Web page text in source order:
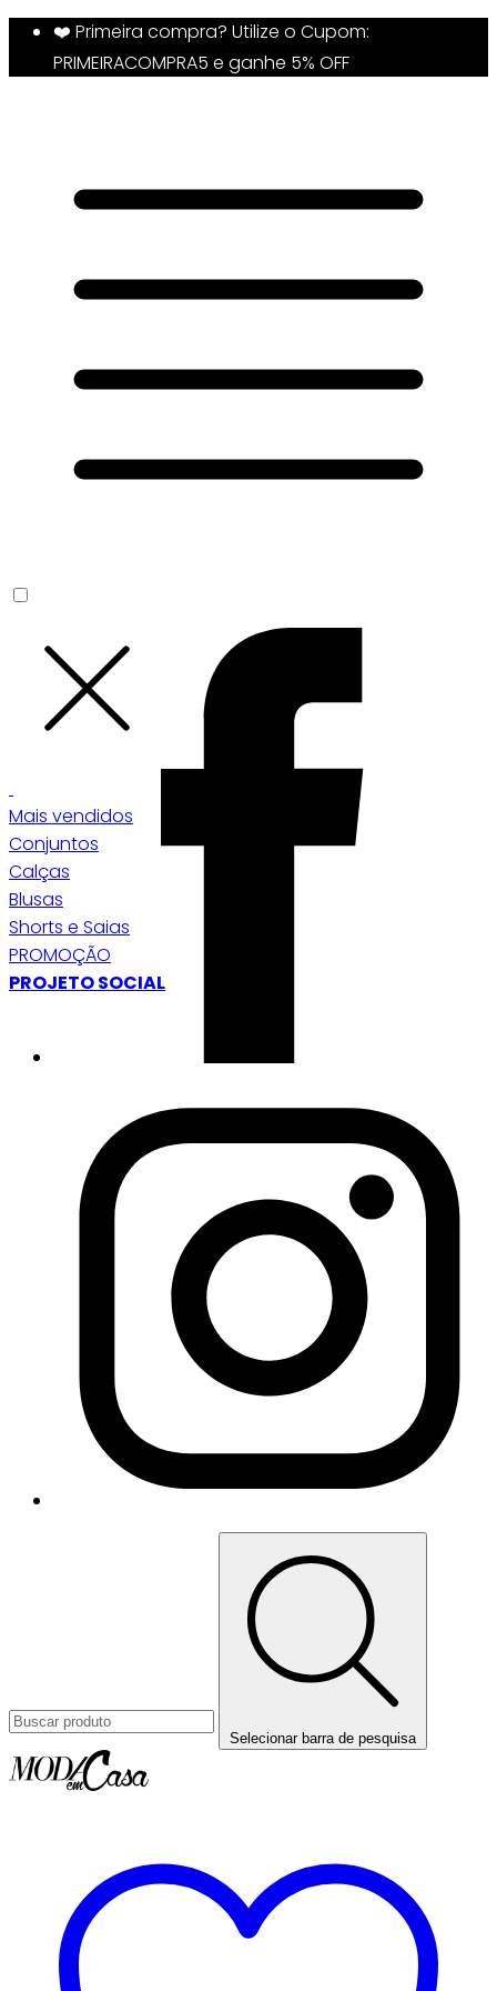
❤️ Primeira compra? Utilize o Cupom:
PRIMEIRACOMPRA5 e ganhe 5% OFF
Mais vendidos
Conjuntos
Calças
Blusas
Shorts e Saias
PROMOÇÃO
PROJETO SOCIAL
Selecionar barra de pesquisa